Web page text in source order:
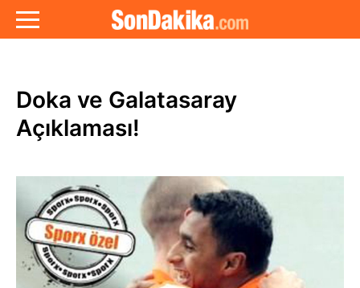
Doka ve Galatasaray
Açıklaması!